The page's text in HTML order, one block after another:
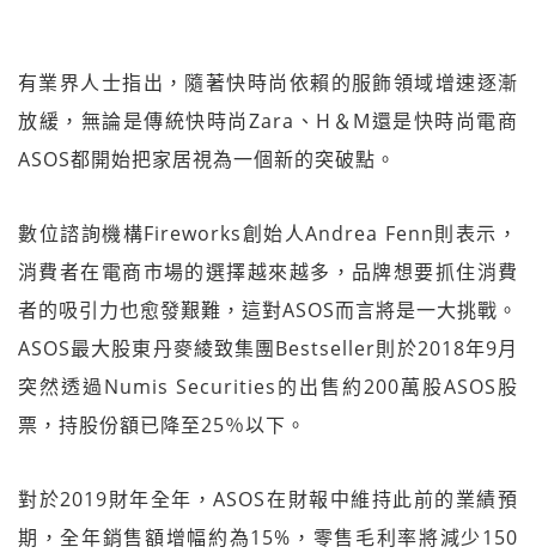
有業界人士指出，隨著快時尚依賴的服飾領域增速逐漸
放緩，無論是傳統快時尚Zara、H＆M還是快時尚電商
ASOS都開始把家居視為一個新的突破點。
數位諮詢機構Fireworks創始人Andrea Fenn則表示，
消費者在電商市場的選擇越來越多，品牌想要抓住消費
者的吸引力也愈發艱難，這對ASOS而言將是一大挑戰。
ASOS最大股東丹麥綾致集團Bestseller則於2018年9月
突然透過Numis Securities的出售約200萬股ASOS股
票，持股份額已降至25％以下。
對於2019財年全年，ASOS在財報中維持此前的業績預
期，全年銷售額增幅約為15%，零售毛利率將減少150